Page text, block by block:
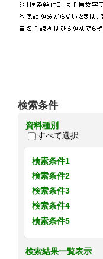
検索条件
資料種別
すべて選択
検索条件1
検索条件2
検索条件3
検索条件4
検索条件5
検索結果一覧表示